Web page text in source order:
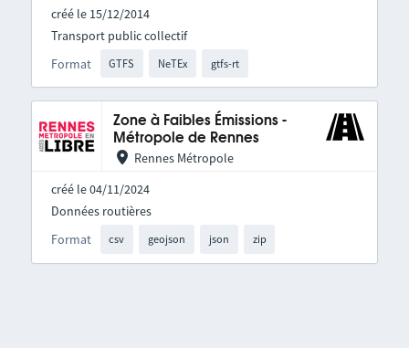
créé le 15/12/2014
Format GTFS NeTEx gtfs-rt
Transport public collectif
Zone à Faibles Émissions -
Métropole de Rennes
Rennes Métropole
créé le 04/11/2024
Format csv geojson json zip
Données routières